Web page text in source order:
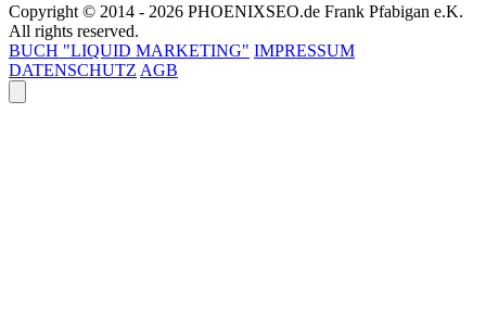
Copyright © 2014 - 2026 PHOENIXSEO.de Frank Pfabigan e.K.
All rights reserved.
BUCH "LIQUID MARKETING" IMPRESSUM
DATENSCHUTZ AGB